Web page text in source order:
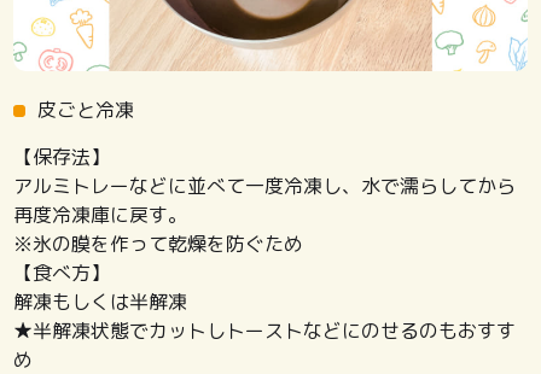
皮ごと冷凍
【保存法】
アルミトレーなどに並べて一度冷凍し、水で濡らしてから
再度冷凍庫に戻す。
※氷の膜を作って乾燥を防ぐため
【食べ方】
解凍もしくは半解凍
★半解凍状態でカットしトーストなどにのせるのもおすす
め